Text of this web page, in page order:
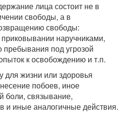
лица состоит не в
свободы, а в
свободы:
наручниками,
пребывания под угрозой
к освобождению и т.п.
для жизни или здоровья
побоев, иное
боли, связывание,
и иные аналогичные действия.